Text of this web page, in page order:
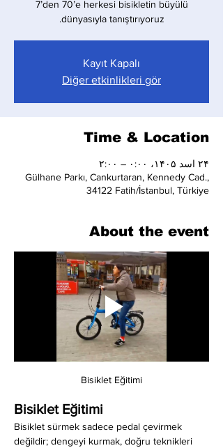
7’den 70’e herkesi bisikletin büyülü
dünyasıyla tanıştırıyoruz.
Kayıt Kapalı
Diğer etkinlikleri gör
Time & Location
۲۴ اسد ۱۴۰۵، ۰:۰۰ – ۲:۰۰
Gülhane Parkı, Cankurtaran, Kennedy Cad.,
34122 Fatih/İstanbul, Türkiye
About the event
Bisiklet Eğitimi
Bisiklet Eğitimi
Bisiklet sürmek sadece pedal çevirmek
değildir; dengeyi kurmak, doğru teknikleri